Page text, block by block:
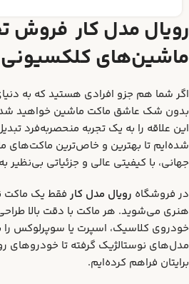
رویال مدل کار
ماشین‌های کلکسیونی
اگر شما هم جزو افرادی هستید که به
بدون شک عاشق ماکت ماشین خواهید
این علاقه را به یک تجربه منحصربه‌فرد
شده‌ایم تا بهترین و خاص‌ترین ماکت‌های
جهانی، با کیفیتی عالی و جزئیاتی بی‌نظیر
در فروشگاه رویال مدل کار فقط یک ماکت
هنری می‌شوید. هر ماکت با دقت بالا
خودروی کلاسیک، اسپرت یا سوپرلوکس را
مدل‌های نوستالژیک گرفته تا خودروهای
برایتان فراهم کرده‌ایم.